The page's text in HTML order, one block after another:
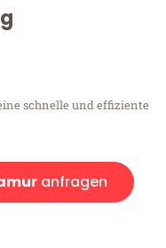
schnelle und effiziente
anfragen